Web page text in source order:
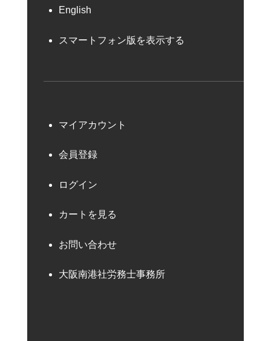
English
スマートフォン版を表示する
マイアカウント
会員登録
ログイン
カートを見る
お問い合わせ
大阪南港社労務士事務所